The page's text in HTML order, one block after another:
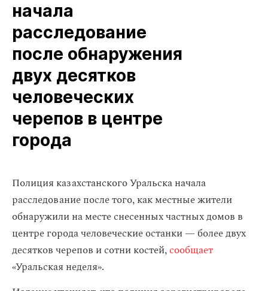
начала
расследование
после обнаружения
двух десятков
человеческих
черепов в центре
города
Полиция казахстанского Уральска начала
расследование после того, как местные жители
обнаружили на месте снесенных частных домов в
центре города человеческие останки — более двух
десятков черепов и сотни костей,сообщает
«Уральская неделя».